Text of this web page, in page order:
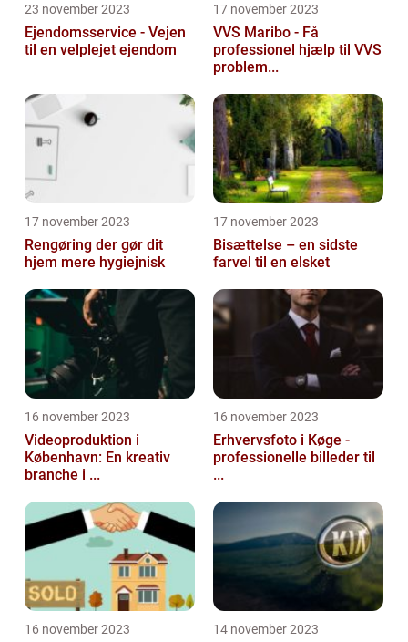
23 november 2023
Ejendomsservice - Vejen
til en velplejet ejendom
17 november 2023
VVS Maribo - Få
professionel hjælp til VVS
problem...
17 november 2023
Rengøring der gør dit
hjem mere hygiejnisk
17 november 2023
Bisættelse – en sidste
farvel til en elsket
16 november 2023
Videoproduktion i
København: En kreativ
branche i ...
16 november 2023
Erhvervsfoto i Køge -
professionelle billeder til
...
16 november 2023 14 november 2023